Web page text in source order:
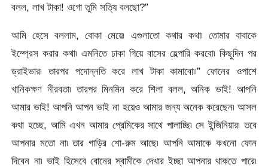
বলল, লাখ টাকা! ওগো তুমি সত্যি বলছো?”
আমি হেসে বললাম, বোকা মেয়ে৷ এগুলাতো কথার কথা৷ তোমার বাবাকে
ইম্প্রেস করার কথা৷ এমনিতে ঢাকা গিয়ে বাসের হেল্পারি করবো৷ কিছুদিন পর
ড্রাইভার৷ তারপর পদোন্নতি করে লাখ টাকা কামাবো৷৷” ফোনের ওপাশে
খানিকক্ষণ নীরবতা৷ তারপর মিনমিন করে শিলা বলল, অনিক ভাই! আপনি
আমার ভাই! আপনি আপন ভাই না হয়েও আমার জন্য অনেক করেছেন৷ আসল
কথা হচ্ছে, আমি এখন আমার প্রেমিকের সাথে পালাচ্ছি৷ সে ইন্জিনিয়ার৷ তবে
আপনার মতো না৷ তার গাড়ির শো-রুম আছে৷ আপনি আমাকে কখনো ফোন
দিবেন না৷ ভাই হিসেবে বোনের স্বামীকে দেখার ইচ্ছা আপনার থাকতে পারে৷